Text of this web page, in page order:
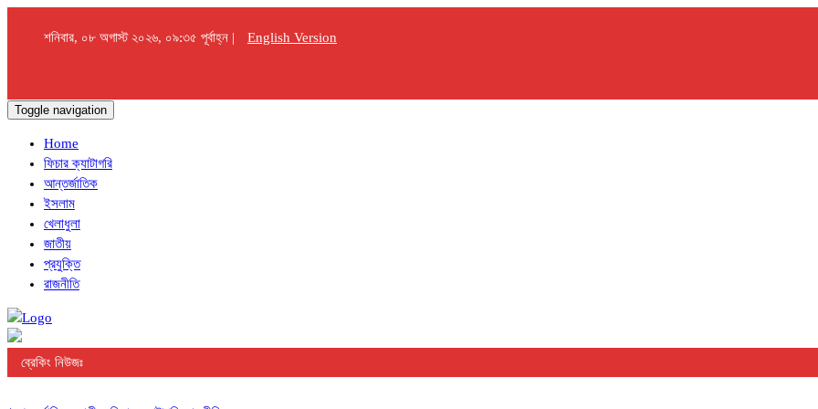
শনিবার, ০৮ অগাস্ট ২০২৬, ০৯:৩৫ পূর্বাহ্ন | English Version
Toggle navigation
Home
ফিচার ক্যাটাগরি
আন্তর্জাতিক
ইসলাম
খেলাধুলা
জাতীয়
প্রযুক্তি
রাজনীতি
ব্রেকিং নিউজঃ